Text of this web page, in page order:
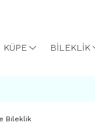
KÜPE BİLEKLİK